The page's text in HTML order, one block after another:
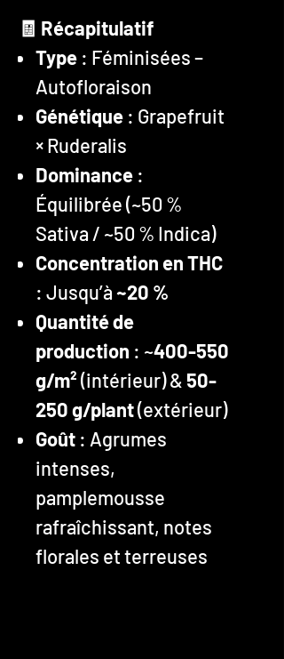
🧾 Récapitulatif
Type : Féminisées –
Autofloraison
Génétique : Grapefruit
× Ruderalis
Dominance :
Équilibrée (~50 %
Sativa / ~50 % Indica)
Concentration en THC
: Jusqu’à~20 %
Quantité de
production : ~400-550
g/m²(intérieur) & 50-
250 g/plant(extérieur)
Goût : Agrumes
intenses,
pamplemousse
rafraîchissant, notes
florales et terreuses